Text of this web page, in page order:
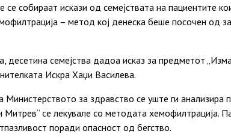
собираат искази од семејствата на пациентите
– метод кој денеска беше посочен од
десетина семејства дадоа исказ за предметот
Искра Хаџи Василева.
Министерството за здравство се уште ги анализира
Митрев“ се лекувале со методата
поради опасност од бегство.